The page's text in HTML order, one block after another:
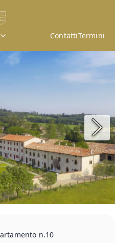
ContattiTermini
n.10